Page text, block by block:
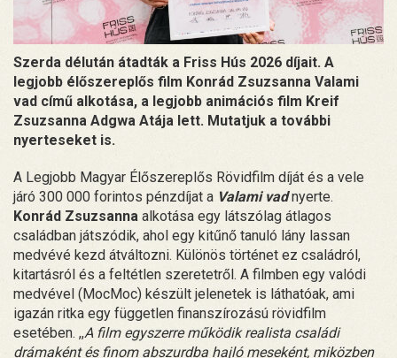
Szerda délután átadták a Friss Hús 2026 díjait. A
legjobb élőszereplős film Konrád Zsuzsanna Valami
vad című alkotása, a legjobb animációs film Kreif
Zsuzsanna Adgwa Atája lett. Mutatjuk a további
nyerteseket is.
A Legjobb Magyar Élőszereplős Rövidfilm díját és a vele
járó 300 000 forintos pénzdíjat a Valami vadnyerte.
Konrád Zsuzsanna alkotása egy látszólag átlagos
családban játszódik, ahol egy kitűnő tanuló lány lassan
medvévé kezd átváltozni. Különös történet ez családról,
kitartásról és a feltétlen szeretetről. A filmben egy valódi
medvével (MocMoc) készült jelenetek is láthatóak, ami
igazán ritka egy független finanszírozású rövidfilm
esetében. ,,A film egyszerre működik realista családi
drámaként és finom abszurdba hajló meseként, miközben